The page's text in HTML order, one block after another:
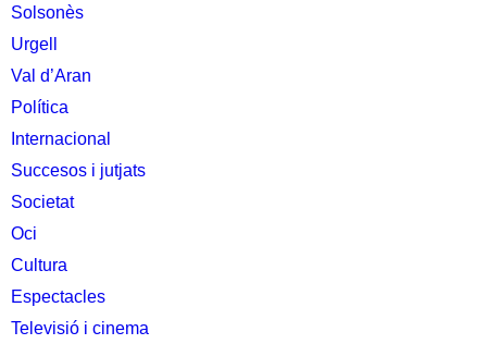
Solsonès
Urgell
Val d’Aran
Política
Internacional
Succesos i jutjats
Societat
Oci
Cultura
Espectacles
Televisió i cinema